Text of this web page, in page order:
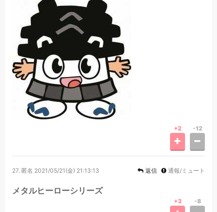
+2 -12
27. 匿名 2021/05/21(金) 21:13:13 返信 通報/ミュート
メタルヒーローシリーズ
+3 -8